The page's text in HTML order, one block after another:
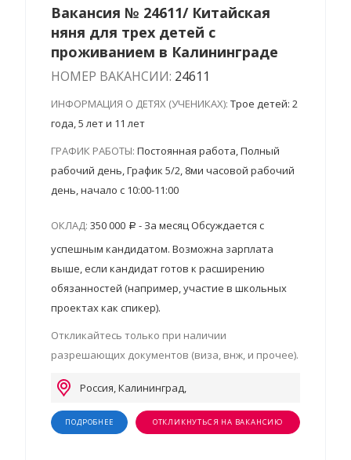
Вакансия № 24611/ Китайская
няня для трех детей с
проживанием в Калининграде
НОМЕР ВАКАНСИИ: 24611
ИНФОРМАЦИЯ О ДЕТЯХ (УЧЕНИКАХ): Трое детей: 2
года, 5 лет и 11 лет
ГРАФИК РАБОТЫ: Постоянная работа, Полный
рабочий день, График 5/2, 8ми часовой рабочий
день, начало с 10:00-11:00
ОКЛАД: 350 000
- За месяц Обсуждается с
успешным кандидатом. Возможна зарплата
выше, если кандидат готов к расширению
обязанностей (например, участие в школьных
проектах как спикер).
Откликайтесь только при наличии
разрешающих документов (виза, внж, и прочее).
Россия, Калининград,
ПОДРОБНЕЕ ОТКЛИКНУТЬСЯ НА ВАКАНСИЮ